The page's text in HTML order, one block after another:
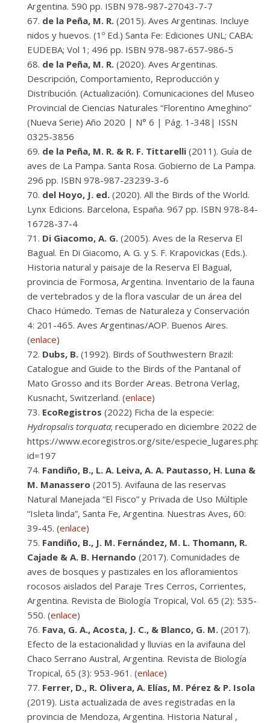
Argentina. 590 pp. ISBN 978-987-27043-7-7
de la Peña, M. R. (2015). Aves Argentinas. Incluye
nidos y huevos. (1º Ed.) Santa Fe: Ediciones UNL; CABA:
EUDEBA; Vol 1; 496 pp. ISBN 978-987-657-986-5
de la Peña, M. R. (2020). Aves Argentinas.
Descripción, Comportamiento, Reproducción y
Distribución. (Actualización). Comunicaciones del Museo
Provincial de Ciencias Naturales “Florentino Ameghino”
(Nueva Serie) Año 2020 | N° 6 | Pág. 1-348| ISSN
0325-3856
de la Peña, M. R. & R. F. Tittarelli (2011). Guía de
aves de La Pampa. Santa Rosa. Gobierno de La Pampa.
296 pp. ISBN 978-987-23239-3-6
del Hoyo, J. ed. (2020). All the Birds of the World.
Lynx Edicions. Barcelona, España. 967 pp. ISBN 978-84-
16728-37-4
Di Giacomo, A. G. (2005). Aves de la Reserva El
Bagual. En Di Giacomo, A. G. y S. F. Krapovickas (Eds.).
Historia natural y paisaje de la Reserva El Bagual,
provincia de Formosa, Argentina. Inventario de la fauna
de vertebrados y de la flora vascular de un área del
Chaco Húmedo. Temas de Naturaleza y Conservación
4: 201-465. Aves Argentinas/AOP. Buenos Aires.
(enlace)
Dubs, B. (1992). Birds of Southwestern Brazil:
Catalogue and Guide to the Birds of the Pantanal of
Mato Grosso and its Border Areas. Betrona Verlag,
Kusnacht, Switzerland. (enlace)
EcoRegistros (2022) Ficha de la especie:
Hydropsalis torquata; recuperado en diciembre 2022 de
https://www.ecoregistros.org/site/especie_lugares.php?
id=197
Fandiño, B., L. A. Leiva, A. A. Pautasso, H. Luna &
M. Manassero (2015). Avifauna de las reservas
Natural Manejada “El Fisco” y Privada de Uso Múltiple
“Isleta linda”, Santa Fe, Argentina. Nuestras Aves, 60:
39-45. (enlace)
Fandiño, B., J. M. Fernández, M. L. Thomann, R.
Cajade & A. B. Hernando (2017). Comunidades de
aves de bosques y pastizales en los afloramientos
rocosos aislados del Paraje Tres Cerros, Corrientes,
Argentina. Revista de Biología Tropical, Vol. 65 (2): 535-
550. (enlace)
Fava, G. A., Acosta, J. C., & Blanco, G. M. (2017).
Efecto de la estacionalidad y lluvias en la avifauna del
Chaco Serrano Austral, Argentina. Revista de Biología
Tropical, 65 (3): 953-961. (enlace)
Ferrer, D., R. Olivera, A. Elías, M. Pérez & P. Isola
(2019). Lista actualizada de aves registradas en la
provincia de Mendoza, Argentina. Historia Natural ,